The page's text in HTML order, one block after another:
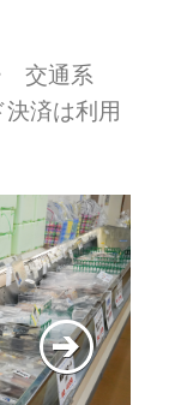
交通系
決済は利用